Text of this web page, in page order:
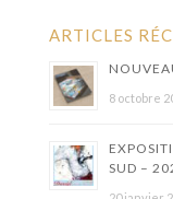
ARTICLES
8 octobre
SUD –